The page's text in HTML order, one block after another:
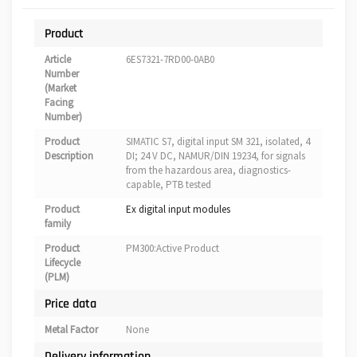
Product
Article
Number
(Market
Facing
Number)
6ES7321-7RD00-0AB0
Product
Description
SIMATIC S7, digital input SM 321, isolated, 4
DI; 24 V DC, NAMUR/DIN 19234, for signals
from the hazardous area, diagnostics-
capable, PTB tested
Product
family
Ex digital input modules
Product
Lifecycle
(PLM)
PM300:Active Product
Price data
Metal Factor None